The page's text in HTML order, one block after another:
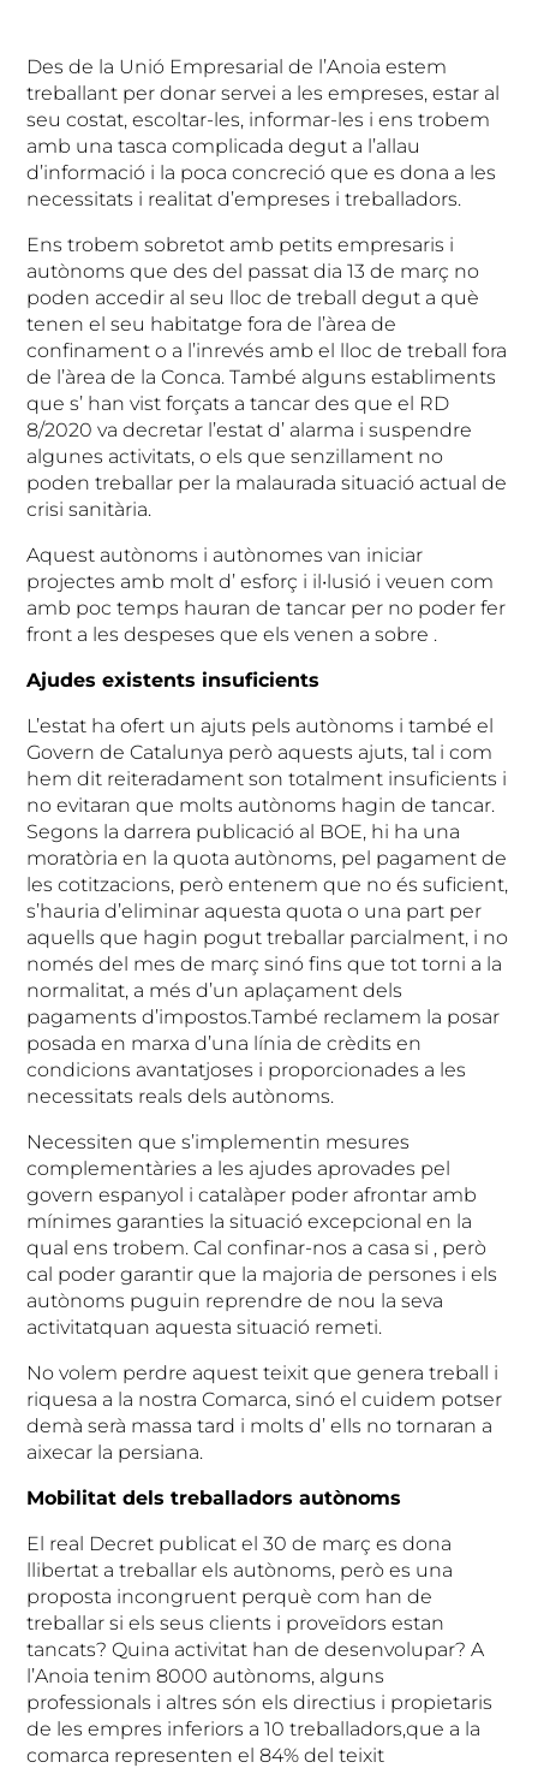
Des de la Unió Empresarial de l’Anoia estem
treballant per donar servei a les empreses, estar al
seu costat, escoltar-les, informar-les i ens trobem
amb una tasca complicada degut a l’allau
d’informació i la poca concreció que es dona a les
necessitats i realitat d’empreses i treballadors.
Ens trobem sobretot amb petits empresaris i
autònoms que des del passat dia 13 de març no
poden accedir al seu lloc de treball degut a què
tenen el seu habitatge fora de l’àrea de
confinament o a l’inrevés amb el lloc de treball fora
de l’àrea de la Conca. També alguns establiments
que s’ han vist forçats a tancar des que el RD
8/2020 va decretar l’estat d’ alarma i suspendre
algunes activitats, o els que senzillament no
poden treballar per la malaurada situació actual de
crisi sanitària.
Aquest autònoms i autònomes van iniciar
projectes amb molt d’ esforç i il•lusió i veuen com
amb poc temps hauran de tancar per no poder fer
front a les despeses que els venen a sobre .
Ajudes existents insuficients
L’estat ha ofert un ajuts pels autònoms i també el
Govern de Catalunya però aquests ajuts, tal i com
hem dit reiteradament son totalment insuficients i
no evitaran que molts autònoms hagin de tancar.
Segons la darrera publicació al BOE, hi ha una
moratòria en la quota autònoms, pel pagament de
les cotitzacions, però entenem que no és suficient,
s’hauria d’eliminar aquesta quota o una part per
aquells que hagin pogut treballar parcialment, i no
només del mes de març sinó fins que tot torni a la
normalitat, a més d’un aplaçament dels
pagaments d’impostos.També reclamem la posar
posada en marxa d’una línia de crèdits en
condicions avantatjoses i proporcionades a les
necessitats reals dels autònoms.
Necessiten que s’implementin mesures
complementàries a les ajudes aprovades pel
govern espanyol i catalàper poder afrontar amb
mínimes garanties la situació excepcional en la
qual ens trobem. Cal confinar-nos a casa si , però
cal poder garantir que la majoria de persones i els
autònoms puguin reprendre de nou la seva
activitatquan aquesta situació remeti.
No volem perdre aquest teixit que genera treball i
riquesa a la nostra Comarca, sinó el cuidem potser
demà serà massa tard i molts d’ ells no tornaran a
aixecar la persiana.
Mobilitat dels treballadors autònoms
El real Decret publicat el 30 de març es dona
llibertat a treballar els autònoms, però es una
proposta incongruent perquè com han de
treballar si els seus clients i proveïdors estan
tancats? Quina activitat han de desenvolupar? A
l’Anoia tenim 8000 autònoms, alguns
professionals i altres són els directius i propietaris
de les empres inferiors a 10 treballadors,que a la
comarca representen el 84% del teixit